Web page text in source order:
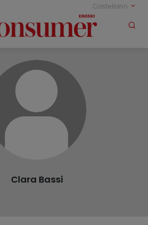
Castellano
Clara Bassi